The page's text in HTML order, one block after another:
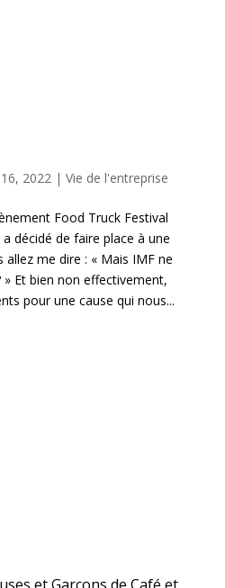
2022| Vie de l'entreprise
Food Truck Festival
décidé de faire place à une
me dire : « Mais IMF ne
Et bien non effectivement,
pour une cause qui nous...